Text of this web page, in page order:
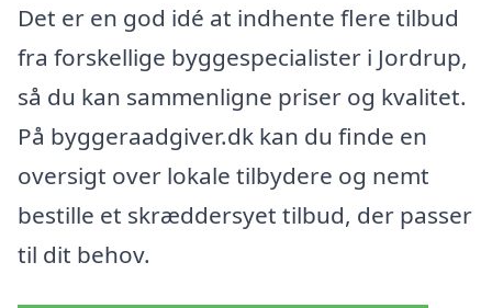
Det er en god idé at indhente flere tilbud
fra forskellige byggespecialister i Jordrup,
så du kan sammenligne priser og kvalitet.
På byggeraadgiver.dk kan du finde en
oversigt over lokale tilbydere og nemt
bestille et skræddersyet tilbud, der passer
til dit behov.